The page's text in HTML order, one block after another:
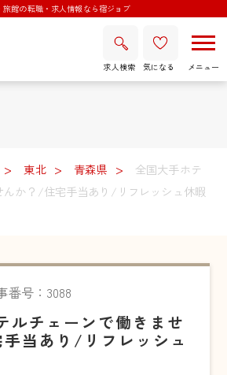
旅館の転職・求人情報なら宿ジョブ
求人検索 気になる
東北 青森県
全国大手ホテ
んか？/住宅手当あり/リフレッシュ休暇
番号：3088
ルチェーンで働きませ
当あり/リフレッシュ